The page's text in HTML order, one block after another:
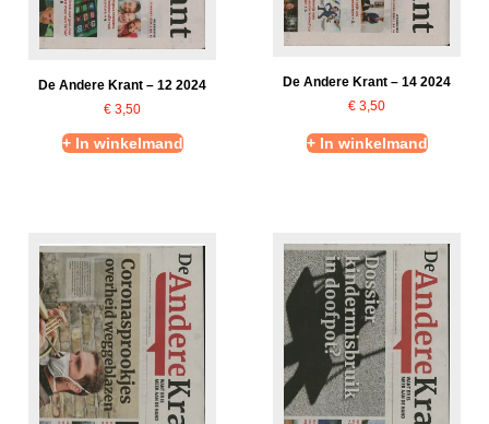
De Andere Krant – 12 2024
€ 3,50
+ In winkelmand
De Andere Krant – 14 2024
€ 3,50
+ In winkelmand